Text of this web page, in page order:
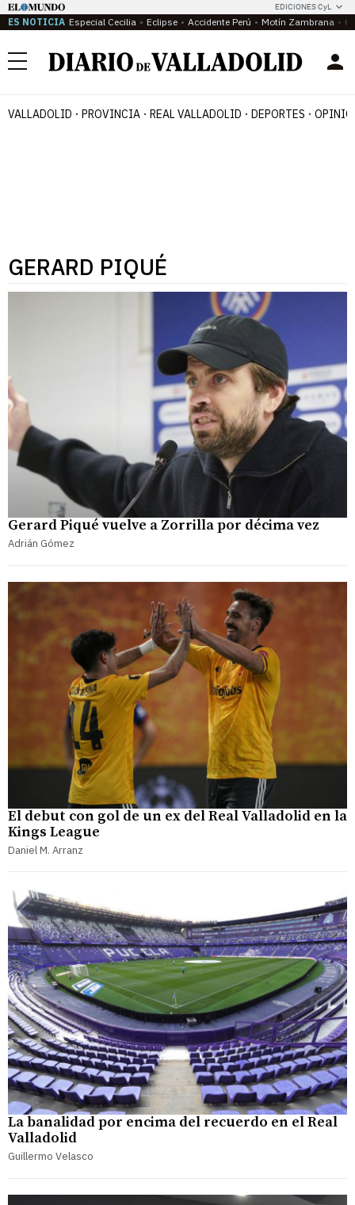
EDICIONES CyL
ES NOTICIA Especial Cecilia Eclipse Accidente Perú Motín Zambrana
Menú
VALLADOLID PROVINCIA REAL VALLADOLID DEPORTES
GERARD PIQUÉ
Gerard Piqué vuelve a Zorrilla por décima vez
Adrián Gómez
El debut con gol de un ex del Real Valladolid en la
Kings League
Daniel M. Arranz
La banalidad por encima del recuerdo en el Real
Valladolid
Guillermo Velasco